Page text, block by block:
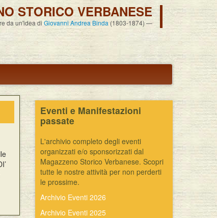
STORICO VERBANESE
da un'idea diGiovanni Andrea Binda (1803-1874)
Eventi e Manifestazioni
passate
L'archivio completo degli eventi
organizzati e/o sponsorizzati dal
Magazzeno Storico Verbanese. Scopri
tutte le nostre attività per non perderti
le prossime.
Archivio Eventi 2026
Archivio Eventi 2025